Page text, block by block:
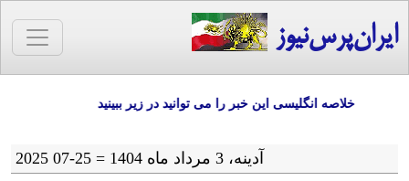
ایران‌پرس‌نیوز
خلاصه انگلیسی این خبر را می توانید در زیر ببینید
آدينه، 3 مرداد ماه 1404 = 25-07 2025